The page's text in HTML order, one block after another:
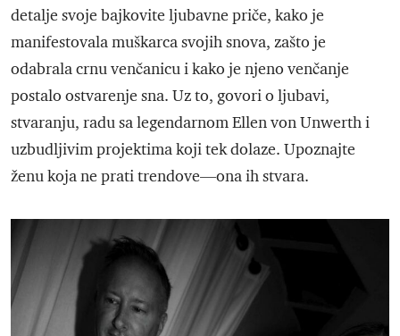
detalje svoje bajkovite ljubavne priče, kako je
manifestovala muškarca svojih snova, zašto je
odabrala crnu venčanicu i kako je njeno venčanje
postalo ostvarenje sna. Uz to, govori o ljubavi,
stvaranju, radu sa legendarnom Ellen von Unwerth i
uzbudljivim projektima koji tek dolaze. Upoznajte
ženu koja ne prati trendove—ona ih stvara.